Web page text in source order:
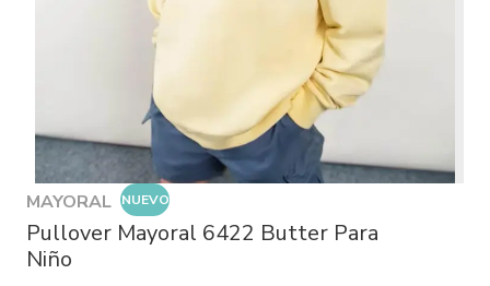
MAYORAL NUEVO
Pullover Mayoral 6422 Butter Para
Niño